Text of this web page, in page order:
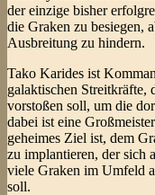
der einzige bisher
die Graken zu besiegen,
Ausbreitung zu hindern.
Tako Karides ist
galaktischen Streitkräfte,
vorstoßen soll, um die
dabei ist eine
geheimes Ziel ist, dem
zu implantieren, der sich
viele Graken im Umfeld
soll.